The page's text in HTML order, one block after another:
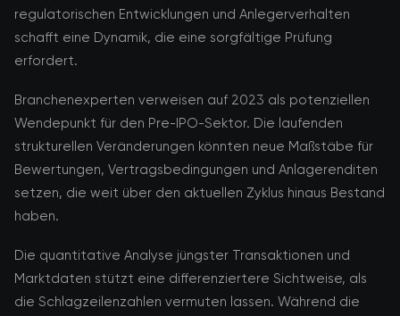
regulatorischen Entwicklungen und Anlegerverhalten
schafft eine Dynamik, die eine sorgfältige Prüfung
erfordert.
Branchenexperten verweisen auf 2023 als potenziellen
Wendepunkt für den Pre-IPO-Sektor. Die laufenden
strukturellen Veränderungen könnten neue Maßstäbe für
Bewertungen, Vertragsbedingungen und Anlagerenditen
setzen, die weit über den aktuellen Zyklus hinaus Bestand
haben.
Die quantitative Analyse jüngster Transaktionen und
Marktdaten stützt eine differenziertere Sichtweise, als
die Schlagzeilenzahlen vermuten lassen. Während die